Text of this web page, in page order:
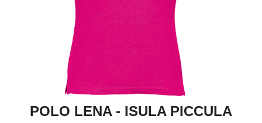
POLO LENA - ISULA PICCULA